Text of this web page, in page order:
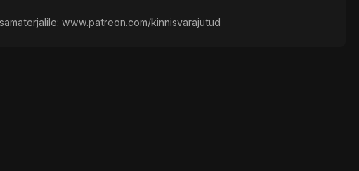
www.patreon.com/kinnisvarajutud